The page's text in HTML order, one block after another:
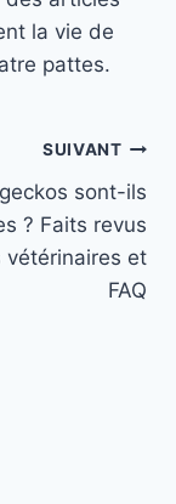
la vie de
pattes.
SUIVANT
sont-ils
? Faits revus
vétérinaires et
FAQ